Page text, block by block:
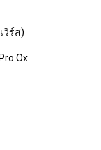
วิร์ส)
Ox